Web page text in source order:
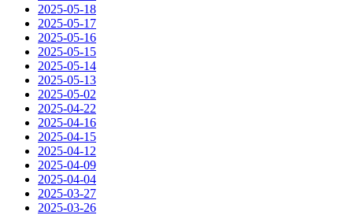
2025-05-18
2025-05-17
2025-05-16
2025-05-15
2025-05-14
2025-05-13
2025-05-02
2025-04-22
2025-04-16
2025-04-15
2025-04-12
2025-04-09
2025-04-04
2025-03-27
2025-03-26